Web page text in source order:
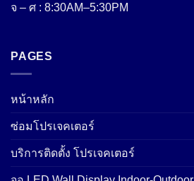
จ – ศ : 8:30AM–5:30PM
PAGES
หน้าหลัก
ซ่อมโปรเจคเตอร์
บริการติดตั้ง โปรเจคเตอร์